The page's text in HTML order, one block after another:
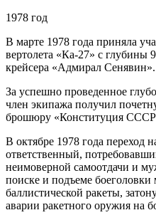
1978 год
В марте 1978 года приняла
вертолета «Ка-27» с глубины
крейсера «Адмирал Сенявин».
За успешно проведенное
член экипажа получил
брошюру «Конституция
В октябре 1978 года переход
ответственный,
неимоверной самоотдачи и
поиске и подъеме
баллистической ракеты,
аварии ракетного оружия на